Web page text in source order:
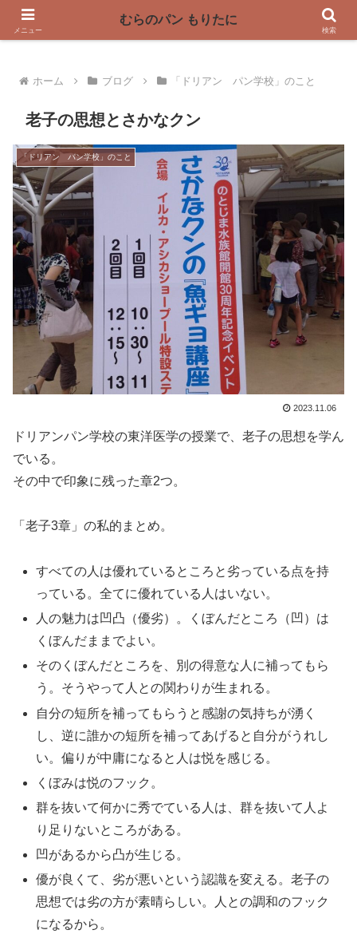
〜奈良県曽爾村の薪窯パン屋〜
ホーム ブログ 「ドリアン パン学校」のこと
老子の思想とさかなクン
「ドリアン パン学校」のこと
2023.11.06
ドリアンパン学校の東洋医学の授業で、老子の思想を学ん
でいる。
その中で印象に残った章2つ。
「老子3章」の私的まとめ。
すべての人は優れているところと劣っている点を持
っている。全てに優れている人はいない。
人の魅力は凹凸（優劣）。くぼんだところ（凹）は
くぼんだままでよい。
そのくぼんだところを、別の得意な人に補ってもら
う。そうやって人との関わりが生まれる。
自分の短所を補ってもらうと感謝の気持ちが湧く
し、逆に誰かの短所を補ってあげると自分がうれし
い。偏りが中庸になると人は悦を感じる。
くぼみは悦のフック。
群を抜いて何かに秀でている人は、群を抜いて人よ
り足りないところがある。
凹があるから凸が生じる。
優が良くて、劣が悪いという認識を変える。老子の
思想では劣の方が素晴らしい。人との調和のフック
になるから。
メニュー
むらのパン もりたに
検索